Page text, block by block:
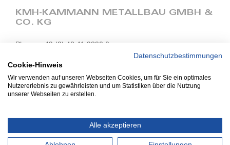
KMH-KAMMANN METALLBAU GMBH &
CO. KG
Phone: +49 (0) 42 41 9390 0
E-Mail: office@kmh.net
www.kmh.net
Industriestraße 13
Datenschutzbestimmungen
Cookie-Hinweis
Wir verwenden auf unseren Webseiten Cookies, um für Sie ein optimales
Nutzererlebnis zu gewährleisten und um Statistiken über die Nutzung
unserer Webseiten zu erstellen.
Alle akzeptieren